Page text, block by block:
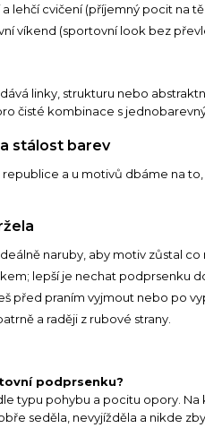
lehčí cvičení (příjemný pocit na
víkend (sportovní look bez
linky, strukturu nebo
čisté kombinace s
stálost barev
republice a u motivů dbáme na
naruby, aby motiv zůstal
lepší je nechat podprsenku
před praním vyjmout nebo po
a raději z rubové strany.
podprsenku?
typu pohybu a pocitu opory.
seděla, nevyjížděla a nikde